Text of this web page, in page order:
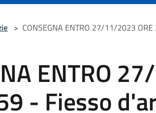
> CONSEGNA ENTRO 27/11/2023
ENTRO
- Fiesso